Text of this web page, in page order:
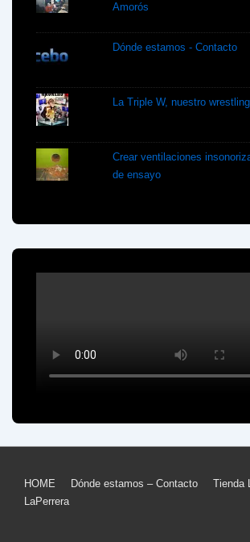
Amorós
Dónde estamos - Contacto
La Triple W, nuestro wrestling
Crear ventilaciones
de ensayo
Menú
HOME Dónde estamos – Contacto Tienda
LaPerrera